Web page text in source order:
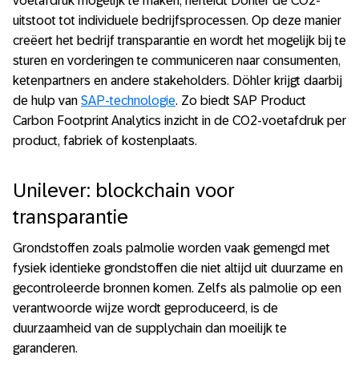
uitstoot tot individuele bedrijfsprocessen. Op deze manier
creëert het bedrijf transparantie en wordt het mogelijk bij te
sturen en vorderingen te communiceren naar consumenten,
ketenpartners en andere stakeholders. Döhler krijgt daarbij
de hulp van SAP-technologie. Zo biedt SAP Product
Carbon Footprint Analytics inzicht in de CO2-voetafdruk per
product, fabriek of kostenplaats.
Unilever: blockchain voor
transparantie
Grondstoffen zoals palmolie worden vaak gemengd met
fysiek identieke grondstoffen die niet altijd uit duurzame en
gecontroleerde bronnen komen. Zelfs als palmolie op een
verantwoorde wijze wordt geproduceerd, is de
duurzaamheid van de supplychain dan moeilijk te
garanderen.